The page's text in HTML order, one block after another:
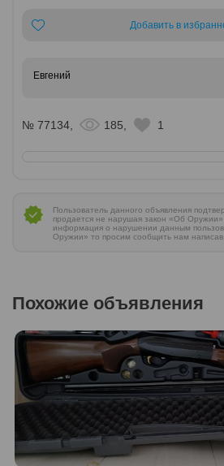
Добавить в
Евгений
№ 77134, 185, 1
Пользователь данного объявления
продается не нарушая закон «Об
информация о нарушении данным
Оружии» то просим сообщить нам написав
Похожие объявления